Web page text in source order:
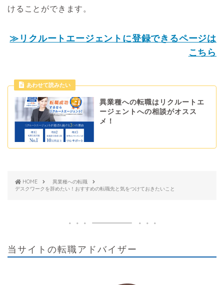
けることができます。
≫リクルートエージェントに登録できるページは
こちら
あわせて読みたい
異業種への転職はリクルートエ
ージェントへの相談がオスス
メ！
HOME
異業種への転職
デスクワークを辞めたい！おすすめの転職先と気をつけておきたいこと
当サイトの転職アドバイザー